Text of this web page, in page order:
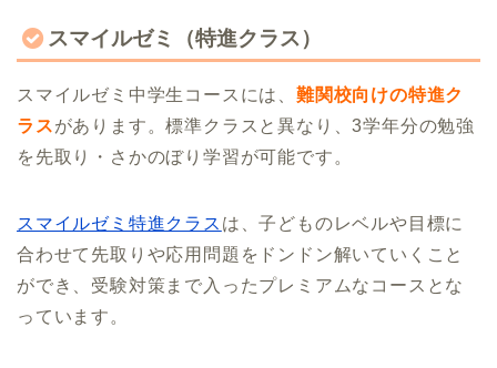
スマイルゼミ（特進クラス）
スマイルゼミ中学生コースには、難関校向けの特進ク
ラスがあります。標準クラスと異なり、3学年分の勉強
を先取り・さかのぼり学習が可能です。
スマイルゼミ特進クラス は、子どものレベルや目標に
合わせて先取りや応用問題をドンドン解いていくこと
ができ、受験対策まで入ったプレミアムなコースとな
っています。